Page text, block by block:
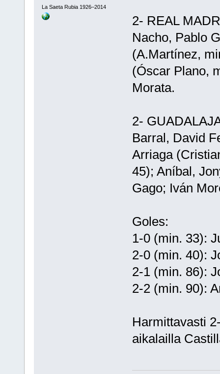
La Saeta Rubia 1926–2014
2- REAL
Nacho, Pablo
(A.Martínez,
(Óscar Plano,
Morata.
2-
Barral, David
Arriaga
45); Aníbal,
Gago; Iván
Goles:
1-0 (min. 33):
2-0 (min. 40):
2-1 (min. 86):
2-2 (min. 90):
Harmittavasti
aikalailla